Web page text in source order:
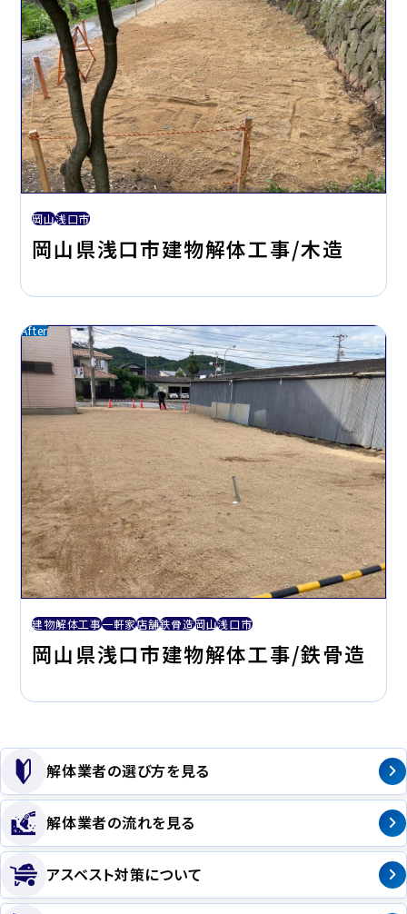
岡山浅口市
岡山県浅口市建物解体工事/木造
建物解体工事一軒家店舗鉄骨造岡山浅口市
岡山県浅口市建物解体工事/鉄骨造
解体業者の選び方を見る
解体業者の流れを見る
アスベスト対策について